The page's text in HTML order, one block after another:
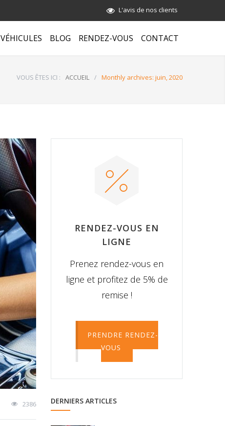
L'avis de nos clients
VÉHICULES BLOG RENDEZ-VOUS CONTACT
VOUS ÊTES ICI : ACCUEIL / Monthly archives: juin, 2020
2386
RENDEZ-VOUS EN
LIGNE
Prenez rendez-vous en
ligne et profitez de 5% de
remise !
PRENDRE RENDEZ-
VOUS
DERNIERS ARTICLES